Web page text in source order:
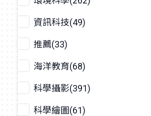
資訊科技(49)
推薦(33)
海洋教育(68)
科學攝影(391)
科學繪圖(61)